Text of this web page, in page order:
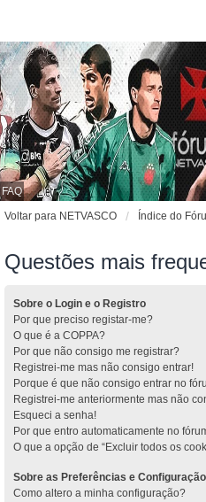
FAQ
Voltar para NETVASCO
Índice do
Questões mais
Sobre o Login e o Registro
Por que preciso registar-me?
O que é a COPPA?
Por que não consigo me registrar?
Registrei-me mas não consigo entrar!
Porque é que não consigo entrar no
Registrei-me anteriormente mas não
Esqueci a senha!
Por que entro automaticamente no
O que a opção de “Excluir todos os
Sobre as Preferências e
Como altero a minha configuração?